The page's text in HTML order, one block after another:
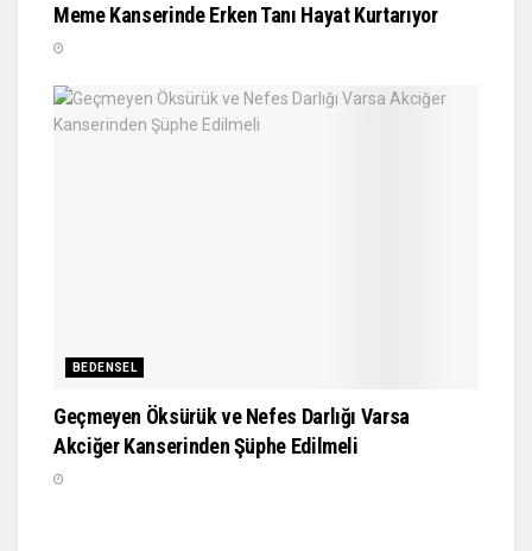
Meme Kanserinde Erken Tanı Hayat Kurtarıyor
BEDENSEL
Geçmeyen Öksürük ve Nefes Darlığı Varsa
Akciğer Kanserinden Şüphe Edilmeli